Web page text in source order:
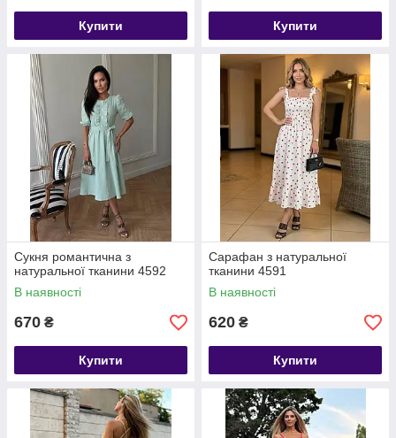
Купити Купити
Сукня романтична з
натуральної тканини 4592
В наявності
670 ₴
Купити
Сарафан з натуральної
тканини 4591
В наявності
620 ₴
Купити